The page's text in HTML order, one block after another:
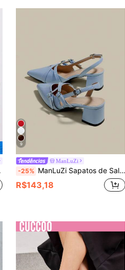
9
ManLuZi
-25% ManLuZi Sapatos de Salto Alto Femininos com Bico Fino, Tira Única e Salto Grosso, Elegantes e Formais, Sapatos de Salto Alto da Moda, Scarpin Slingback
R$143,18